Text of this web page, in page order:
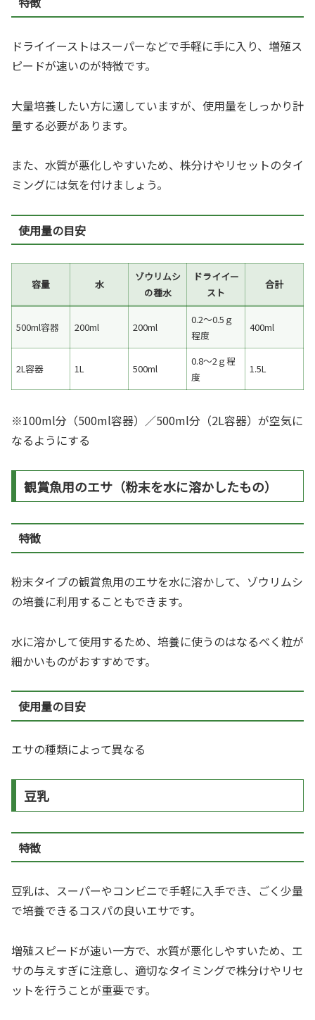
ドライイーストはスーパーなどで手軽に手に入り、増殖ス
ピードが速いのが特徴です。
大量培養したい方に適していますが、使用量をしっかり計
量する必要があります。
また、水質が悪化しやすいため、株分けやリセットのタイ
ミングには気を付けましょう。
使用量の目安
容量 水
ゾウリムシ
の種水
ドライイー
スト
合計
500ml容器 200ml 200ml
0.2～0.5ｇ
程度
400ml
2L容器 1L 500ml
0.8～2ｇ程
度
1.5L
※100ml分（500ml容器）／500ml分（2L容器）が空気に
なるようにする
観賞魚用のエサ（粉末を水に溶かしたもの）
特徴
粉末タイプの観賞魚用のエサを水に溶かして、ゾウリムシ
の培養に利用することもできます。
水に溶かして使用するため、培養に使うのはなるべく粒が
細かいものがおすすめです。
使用量の目安
エサの種類によって異なる
豆乳
特徴
豆乳は、スーパーやコンビニで手軽に入手でき、ごく少量
で培養できるコスパの良いエサです。
増殖スピードが速い一方で、水質が悪化しやすいため、エ
サの与えすぎに注意し、適切なタイミングで株分けやリセ
ットを行うことが重要です。